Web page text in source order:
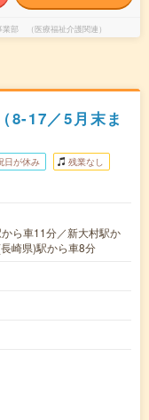
部 （医療福祉介護関連）
8-17／5月末ま
日が休み 残業なし
ら車11分／新大村駅か
崎県)駅から車8分